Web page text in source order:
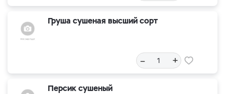
Груша сушеная высший сорт
– +
Персик сушеный